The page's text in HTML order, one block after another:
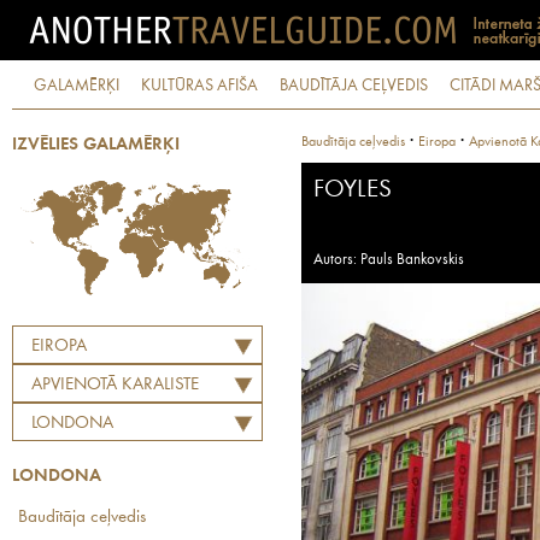
GALAMĒRĶI KULTŪRAS AFIŠA BAUDĪTĀJA CEĻVEDIS CITĀDI
IZVĒLIES GALAMĒRĶI
EIROPA
APVIENOTĀ KARALISTE
LONDONA
LONDONA
Baudītāja ceļvedis
Baudītāja ceļvedis · Eiropa · Apvienotā
FOYLES
Autors: Pauls Bankovskis